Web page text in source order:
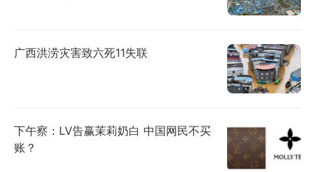
广西洪涝灾害致六死11失联
下午察：LV告赢茉莉奶白 中国网民不买
账？